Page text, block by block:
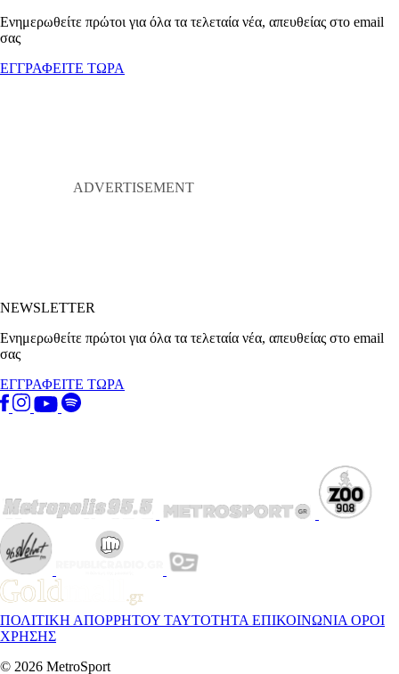
Ενημερωθείτε πρώτοι για όλα τα τελεταία νέα, απευθείας στο email
σας
ΕΓΓΡΑΦΕΙΤΕ ΤΩΡΑ
NEWSLETTER
Ενημερωθείτε πρώτοι για όλα τα τελεταία νέα, απευθείας στο email
σας
ΕΓΓΡΑΦΕΙΤΕ ΤΩΡΑ
ΠΟΛΙΤΙΚΗ ΑΠΟΡΡΗΤΟΥ ΤΑΥΤΟΤΗΤΑ ΕΠΙΚΟΙΝΩΝΙΑ ΟΡΟΙ
ΧΡΗΣΗΣ
© 2026 MetroSport